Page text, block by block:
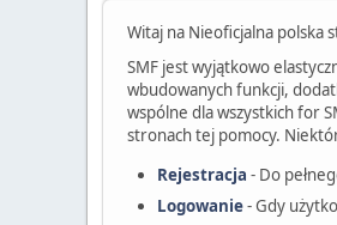
Witaj na Nieoficjalna polska
SMF jest wyjątkowo
wbudowanych funkcji,
wspólne dla wszystkich for
stronach tej pomocy.
Rejestracja - Do
Logowanie- Gdy